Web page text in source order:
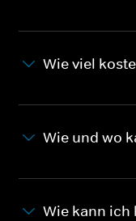
Wie viel
Wie und wo
Wie kann ich